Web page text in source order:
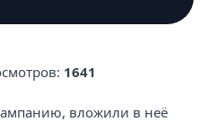
1641
вложили в неё